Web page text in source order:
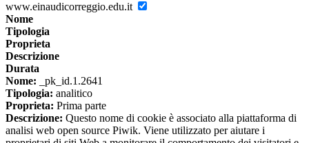
www.einaudicorreggio.edu.it
Nome
Tipologia
Proprieta
Descrizione
Durata
Nome: _pk_id.1.2641
Tipologia: analitico
Proprieta: Prima parte
Descrizione: Questo nome di cookie è associato alla piattaforma di
analisi web open source Piwik. Viene utilizzato per aiutare i